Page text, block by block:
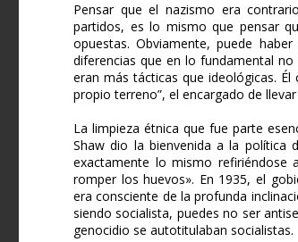
Pensar que el nazismo era
partidos, es lo mismo que pensar
opuestas. Obviamente, puede
diferencias que en lo fundamental
eran más tácticas que ideológicas.
propio terreno”, el encargado de
La limpieza étnica que fue parte
Shaw dio la bienvenida a la política
exactamente lo mismo refiriéndose
romper los huevos». En 1935, el
era consciente de la profunda
siendo socialista, puedes no ser
genocidio se autotitulaban socialistas.